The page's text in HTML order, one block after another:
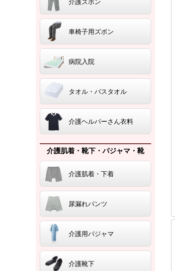
介護ズボン
車椅子用ズボン
病院入院
タオル・バスタオル
介護ヘルパーさん衣料
介護肌着・靴下・パジャマ・靴
介護肌着・下着
尿漏れパンツ
介護用パジャマ
介護靴下